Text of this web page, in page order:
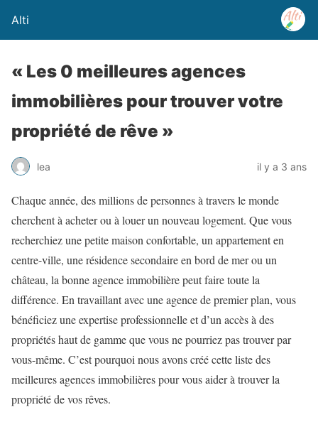
Alti
« Les 0 meilleures agences
immobilières pour trouver votre
propriété de rêve »
lea il y a 3 ans
Chaque année, des millions de personnes à travers le monde
cherchent à acheter ou à louer un nouveau logement. Que vous
recherchiez une petite maison confortable, un appartement en
centre-ville, une résidence secondaire en bord de mer ou un
château, la bonne agence immobilière peut faire toute la
différence. En travaillant avec une agence de premier plan, vous
bénéficiez une expertise professionnelle et d’un accès à des
propriétés haut de gamme que vous ne pourriez pas trouver par
vous-même. C’est pourquoi nous avons créé cette liste des
meilleures agences immobilières pour vous aider à trouver la
propriété de vos rêves.